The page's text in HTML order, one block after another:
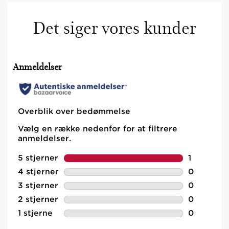
Strålende hud
Det siger vores kunder